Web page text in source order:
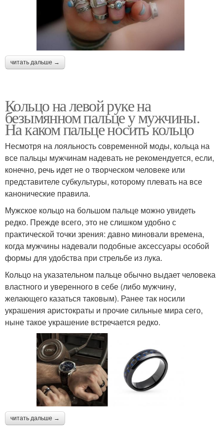
читать дальше →
Кольцо на левой руке на
безымянном пальце у мужчины.
На каком пальце носить кольцо
Несмотря на лояльность современной моды, кольца на
все пальцы мужчинам надевать не рекомендуется, если,
конечно, речь идет не о творческом человеке или
представителе субкультуры, которому плевать на все
канонические правила.
Мужское кольцо на большом пальце можно увидеть
редко. Прежде всего, это не слишком удобно с
практической точки зрения: давно миновали времена,
когда мужчины надевали подобные аксессуары особой
формы для удобства при стрельбе из лука.
Кольцо на указательном пальце обычно выдает человека
властного и уверенного в себе (либо мужчину,
желающего казаться таковым). Ранее так носили
украшения аристократы и прочие сильные мира сего,
ныне такое украшение встречается редко.
читать дальше →